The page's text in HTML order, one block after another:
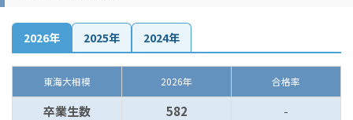
2026年 2025年 2024年
東海大相模 2026年 合格率
卒業生数 582
-